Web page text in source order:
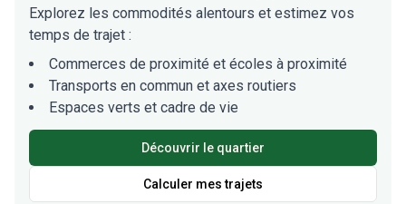
Explorez les commodités alentours et estimez vos
temps de trajet :
Commerces de proximité et écoles à proximité
Transports en commun et axes routiers
Espaces verts et cadre de vie
Découvrir le quartier
Calculer mes trajets